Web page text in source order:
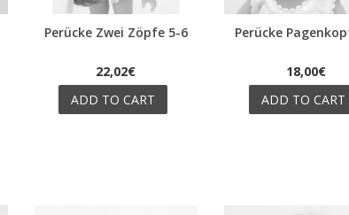
Quick view
Perücke Zwei Zöpfe 5-6
22,02€
ADD TO CART
Quick view
Perücke
18,00€
ADD TO CART